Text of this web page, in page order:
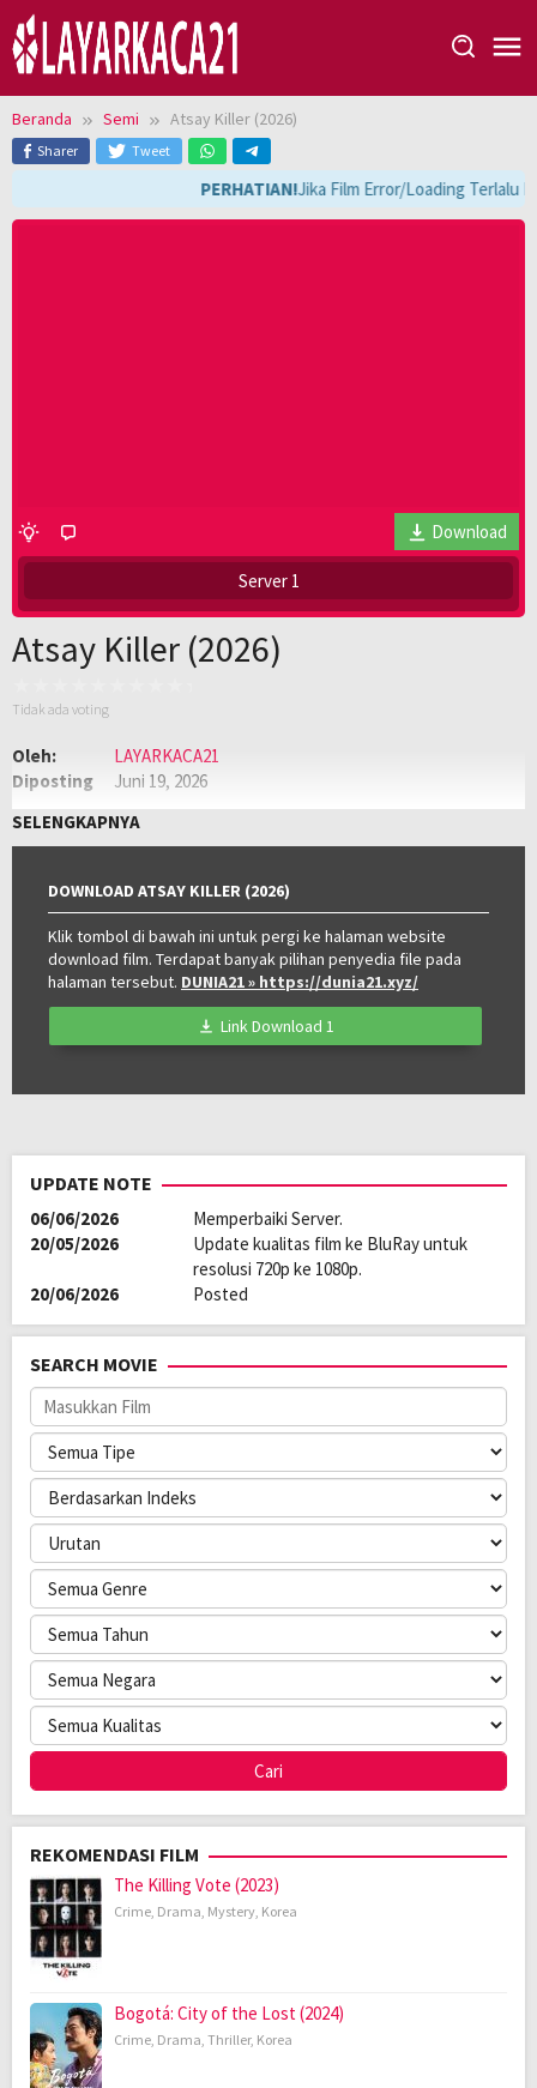
Loncat
ke
konten
Beranda Semi Atsay Killer (2026)
Sharer Tweet
PERHATIAN!Jika Film Error/Loading Terlalu
Download
Server 1
Atsay Killer (2026)
Tidak ada voting
Oleh:
LAYARKACA21
Diposting
Juni 19, 2026
Kualitas:
HD
Negara:
Philippines
SELENGKAPNYA
DOWNLOAD ATSAY KILLER (2026)
Klik tombol di bawah ini untuk pergi ke halaman website
download film. Terdapat banyak pilihan penyedia file pada
halaman tersebut. DUNIA21» https://dunia21.xyz/
Link Download 1
UPDATE NOTE
06/06/2026
Memperbaiki Server.
20/05/2026
Update kualitas film ke BluRay untuk
resolusi 720p ke 1080p.
20/06/2026
Posted
SEARCH MOVIE
REKOMENDASI FILM
The Killing Vote (2023)
Crime, Drama, Mystery, Korea
Bogotá: City of the Lost (2024)
Crime, Drama, Thriller, Korea